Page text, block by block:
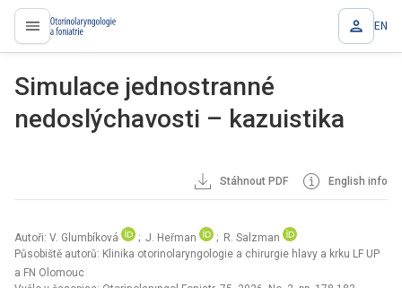
proLékaře.cz EN
Simulace jednostranné
nedoslýchavosti – kazuistika
Stáhnout PDF English info
Autoři: V. Glumbíková ; J. Heřman
; R. Salzman
Působiště autorů: Klinika otorinolaryngologie a chirurgie hlavy a krku LF UP
a FN Olomouc